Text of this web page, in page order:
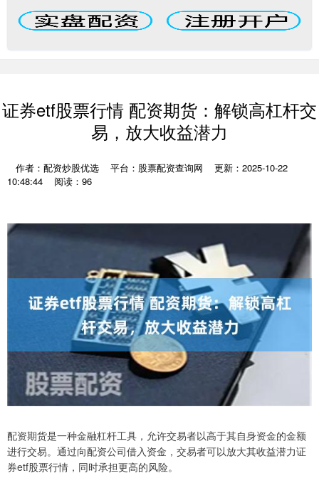
证券etf股票行情 配资期货：解锁高杠杆交
易，放大收益潜力
作者：配资炒股优选 平台：股票配资查询网
更新：2025-10-22
10:48:44
阅读：96
配资期货是一种金融杠杆工具，允许交易者以高于其自身资金的金额
进行交易。通过向配资公司借入资金，交易者可以放大其收益潜力证
券etf股票行情，同时承担更高的风险。